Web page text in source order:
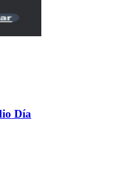
Día